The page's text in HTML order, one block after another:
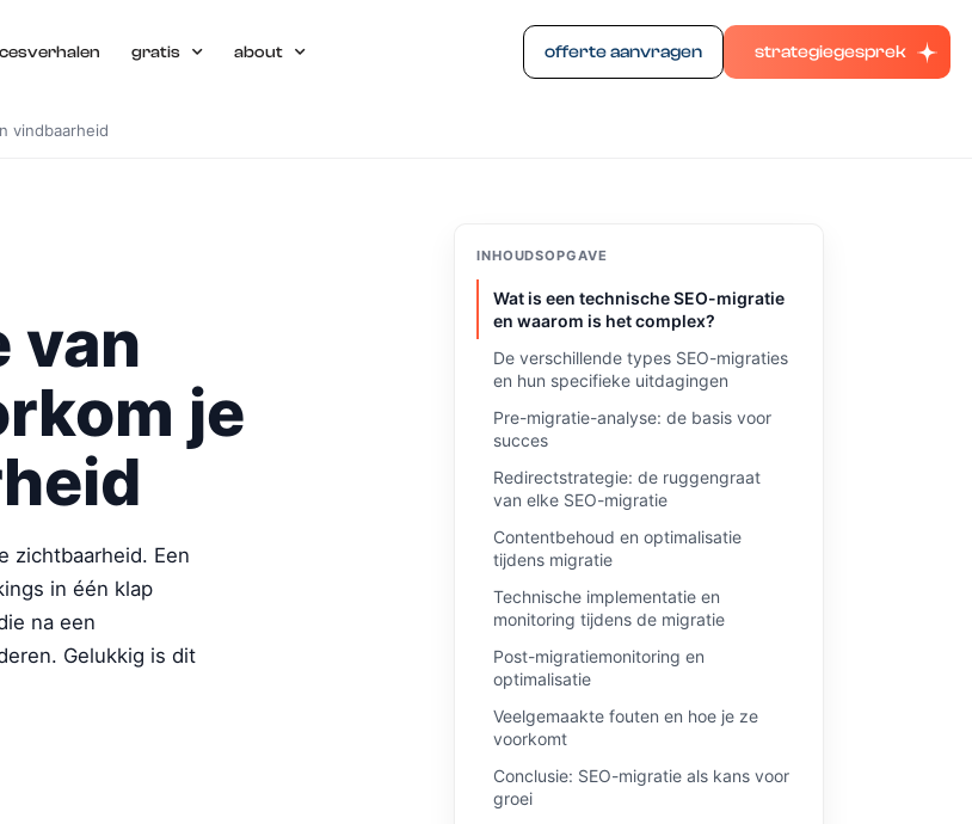
gratis about offerte aanvragen strategiegesprek
vindbaarheid
van
je
zichtbaarheid. Een
in één klap
na een
Gelukkig is dit
INHOUDSOPGAVE
Wat is een technische SEO-migratie
en waarom is het complex?
De verschillende types SEO-migraties
en hun specifieke uitdagingen
Pre-migratie-analyse: de basis voor
succes
Redirectstrategie: de ruggengraat
van elke SEO-migratie
Contentbehoud en optimalisatie
tijdens migratie
Technische implementatie en
monitoring tijdens de migratie
Post-migratiemonitoring en
optimalisatie
Veelgemaakte fouten en hoe je ze
voorkomt
Conclusie: SEO-migratie als kans voor
groei